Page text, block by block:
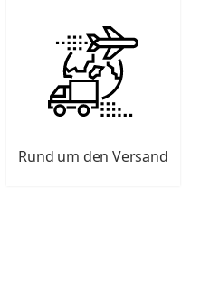
Rund um den Versand